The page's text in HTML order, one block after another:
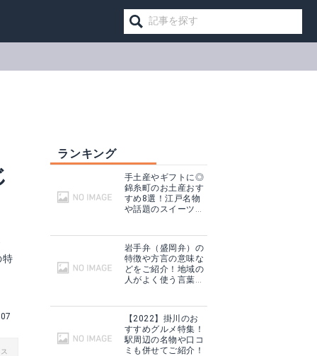
特
ランキング
手土産やギフトに◎
錦糸町のお土産おす
すめ8選！江戸名物
や話題のスイーツ
岩手弁（盛岡弁）の
特徴や方言の意味な
どをご紹介！地域の
人がよく使う言葉は
【2022】掛川のお
すすめグルメ特集！
駅周辺の名物や口コ
ミも併せてご紹介！